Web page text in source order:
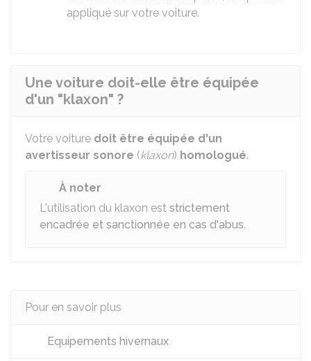
appliqué sur votre voiture.
Une voiture doit-elle être équipée
d'un "klaxon" ?
Votre voiture doit être équipée d'un
avertisseur sonore (klaxon) homologué.
À noter
L'utilisation du klaxon est strictement
encadrée et sanctionnée en cas d'abus.
Pour en savoir plus
Equipements hivernaux